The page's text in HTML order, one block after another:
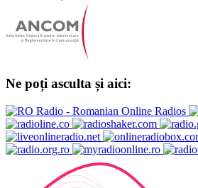
Ne poți asculta și aici: